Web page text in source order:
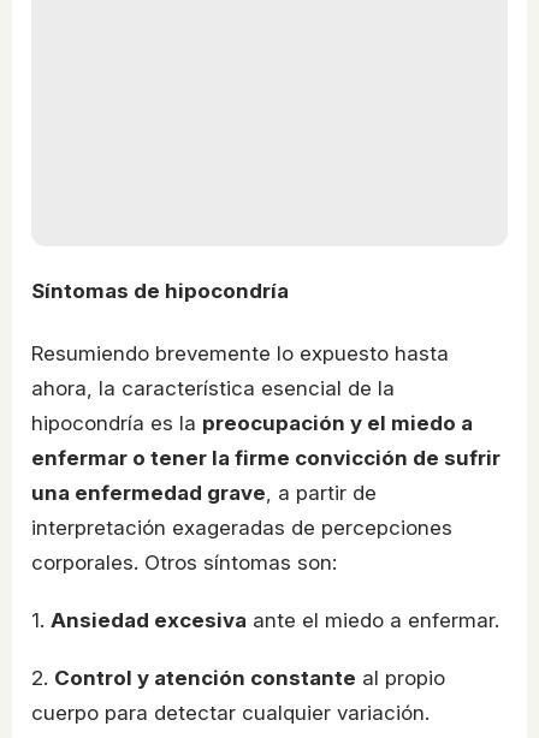
Síntomas de hipocondría
Resumiendo brevemente lo expuesto hasta
ahora, la característica esencial de la
hipocondría es la preocupación y el miedo a
enfermar o tener la firme convicción de sufrir
una enfermedad grave , a partir de
interpretación exageradas de percepciones
corporales. Otros síntomas son:
1. Ansiedad excesiva ante el miedo a enfermar.
2. Control y atención constante al propio
cuerpo para detectar cualquier variación.